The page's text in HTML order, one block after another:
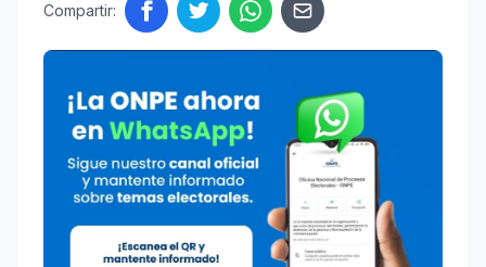
Compartir: